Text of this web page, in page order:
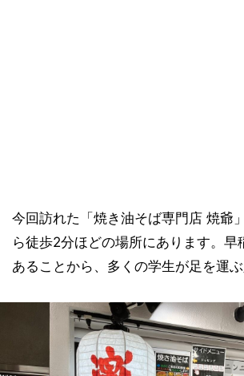
今回訪れた「焼き油そば専門店 焼爺
ら徒歩2分ほどの場所にあります。早
あることから、多くの学生が足を運ぶ